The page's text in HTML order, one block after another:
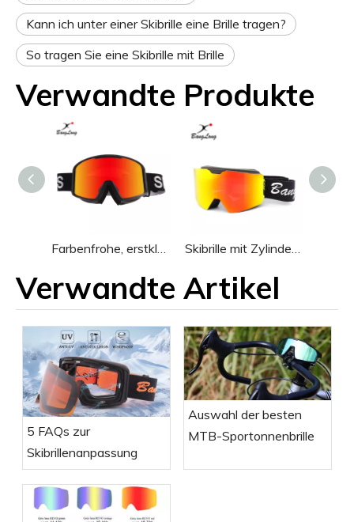
Kann ich unter einer Skibrille eine Brille tragen?
So tragen Sie eine Skibrille mit Brille
Verwandte Produkte
Farbenfrohe, erstklassige Individualisierungs-Skibrille zum Snowboarden Skibrille mit Zylinderbeschichtung und magnetischer Linse zum Skifahren
Verwandte Artikel
5 FAQs zur
Skibrillenanpassung
Auswahl der besten
MTB-Sportonnenbrille